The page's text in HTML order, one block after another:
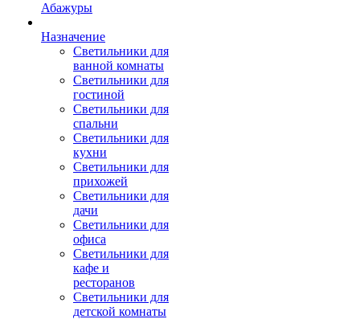
Абажуры
Назначение
Светильники для
ванной комнаты
Светильники для
гостиной
Светильники для
спальни
Светильники для
кухни
Светильники для
прихожей
Светильники для
дачи
Светильники для
офиса
Светильники для
кафе и
ресторанов
Светильники для
детской комнаты